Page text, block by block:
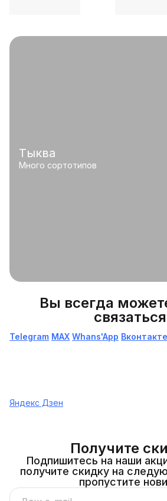
Тыква
Много сортотипов
Вы всегда
Telegram МАХ Whans'App Вконтакте
Яндекс Дзен
Получите
Подпишитесь на наши
получите скидку на
пропустите